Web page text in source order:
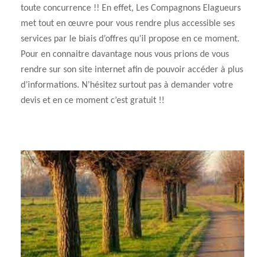
toute concurrence !! En effet, Les Compagnons Elagueurs
met tout en œuvre pour vous rendre plus accessible ses
services par le biais d’offres qu’il propose en ce moment.
Pour en connaitre davantage nous vous prions de vous
rendre sur son site internet afin de pouvoir accéder à plus
d’informations. N’hésitez surtout pas à demander votre
devis et en ce moment c’est gratuit !!